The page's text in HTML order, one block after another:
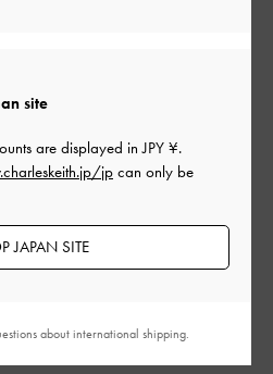
） |
もよかった
もよかった
site
are displayed inJPY ¥.
jpcan only be
JAPAN SITE
about international shipping.